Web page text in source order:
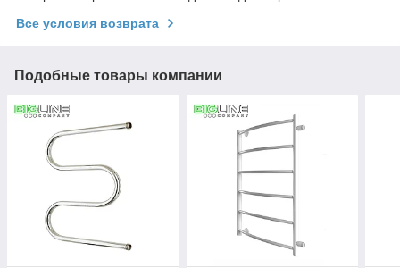
Все условия возврата
Подобные товары компании